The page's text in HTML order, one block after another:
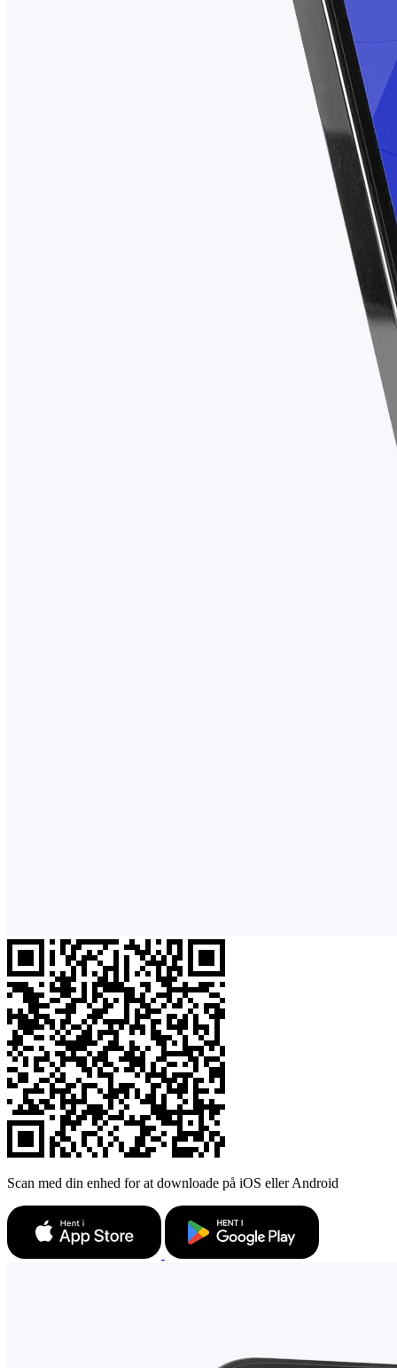
Scan med din enhed for at downloade på iOS eller Android